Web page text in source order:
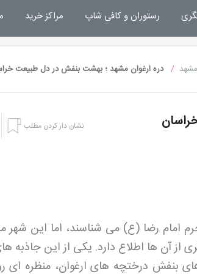
رستوران و کافی شاپ مراکز خرید
دره ارغوان مشهد ؛ بهشت بنفش در دل طبیعت
نشان دار کردن مطلب
امام رضا (ع) می شناسند، اما این
آن ها اطلاع دارد. یکی از این جاذبه
بنفش درختچه های ارغوان، منظره ای
بشری مشهد